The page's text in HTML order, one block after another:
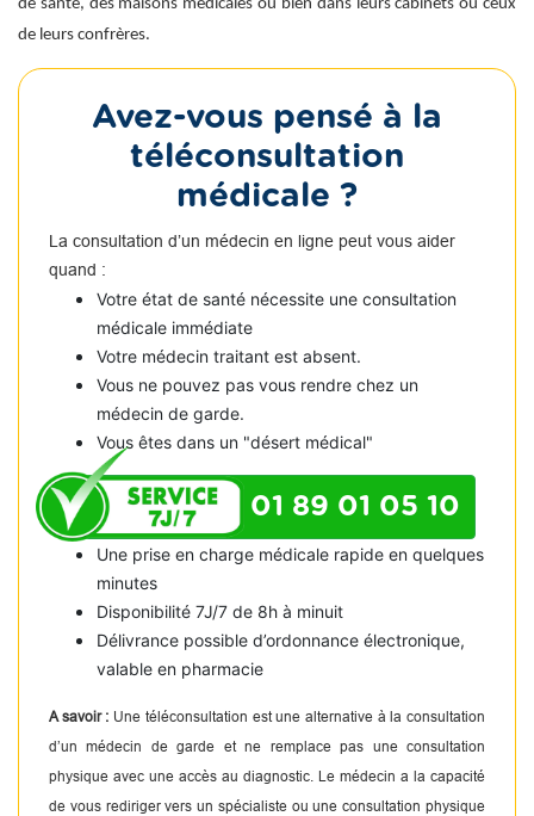
de santé, des maisons médicales ou bien dans leurs cabinets ou ceux
de leurs confrères.
Avez-vous pensé à la
téléconsultation
médicale ?
La consultation d’un médecin en ligne peut vous aider
quand :
Votre état de santé nécessite une consultation
médicale immédiate
Votre médecin traitant est absent.
Vous ne pouvez pas vous rendre chez un
médecin de garde.
Vous êtes dans un "désert médical"
01 89 01 05 10
Une prise en charge médicale rapide en quelques
minutes
Disponibilité 7J/7 de 8h à minuit
Délivrance possible d’ordonnance électronique,
valable en pharmacie
A savoir : Une téléconsultation est une alternative à la consultation
d’un médecin de garde et ne remplace pas une consultation
physique avec une accès au diagnostic. Le médecin a la capacité
de vous rediriger vers un spécialiste ou une consultation physique